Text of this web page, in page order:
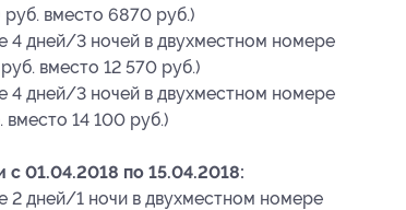
руб. вместо 6870 руб.)
4 дней/3 ночей в двухместном номере
вместо 12 570 руб.)
4 дней/3 ночей в двухместном номере
14 100 руб.)
01.04.2018 по 15.04.2018:
2 дней/1 ночи в двухместном номере